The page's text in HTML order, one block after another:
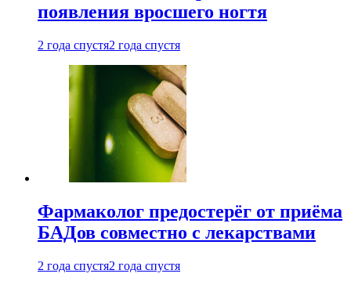
появления вросшего ногтя
2 года спустя2 года спустя
Фармаколог предостерёг от приёма
БАДов совместно с лекарствами
2 года спустя2 года спустя